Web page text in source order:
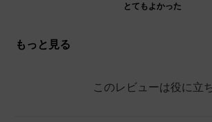
とてもよかった
もっと見る
このレビューは役に立